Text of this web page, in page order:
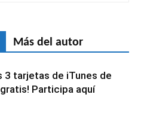
Más del autor
3 tarjetas de iTunes de
Participa aquí